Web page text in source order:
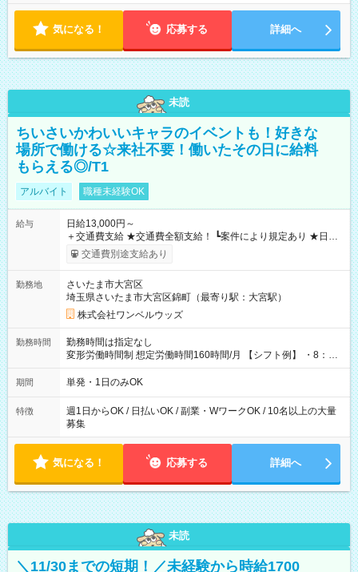
気になる！ 応募する 詳細へ
未読
ちいさいかわいいキャラのイベントも！好きな
場所で働ける☆来社不要！働いたその日に給料
もらえる◎/T1
アルバイト 職種未経験OK
給与
日給13,000円～
＋交通費支給 ★交通費全額支給！ ┗案件により規定あり ★日払
いOK！（規定あり） ┗働いたその日に現金GET♪ お仕事後はコ
ンビニATMから 日払い分を引き落とせます！ 【試用期間】試
交通費別途支給あり
勤務地
さいたま市大宮区
埼玉県さいたま市大宮区錦町（最寄り駅：大宮駅）
株式会社ワンベルウッズ
勤務時間
勤務時間は指定なし
変形労働時間制 想定労働時間160時間/月 【シフト例】 ・8：00
～21：00
期間 単発・1日のみOK
特徴
週1日からOK / 日払いOK / 副業・WワークOK / 10名以上の大量
募集
気になる！ 応募する 詳細へ
未読
＼11/30までの短期！／未経験から時給1700